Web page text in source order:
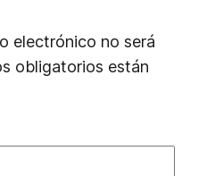
electrónico no será
obligatorios están